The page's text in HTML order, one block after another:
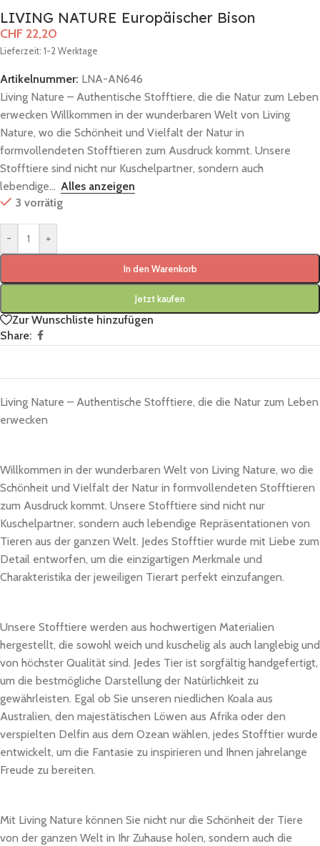
LIVING NATURE Europäischer Bison
CHF 22,20
Lieferzeit: 1-2 Werktage
Artikelnummer: LNA-AN646
Living Nature – Authentische Stofftiere, die die Natur zum Leben
erwecken Willkommen in der wunderbaren Welt von Living
Nature, wo die Schönheit und Vielfalt der Natur in
formvollendeten Stofftieren zum Ausdruck kommt. Unsere
Stofftiere sind nicht nur Kuschelpartner, sondern auch
lebendige... Alles anzeigen
3 vorrätig
- +
In den Warenkorb
Jetzt kaufen
Zur Wunschliste hinzufügen
Share:
Living Nature – Authentische Stofftiere, die die Natur zum Leben
erwecken
Willkommen in der wunderbaren Welt von Living Nature, wo die
Schönheit und Vielfalt der Natur in formvollendeten Stofftieren
zum Ausdruck kommt. Unsere Stofftiere sind nicht nur
Kuschelpartner, sondern auch lebendige Repräsentationen von
Tieren aus der ganzen Welt. Jedes Stofftier wurde mit Liebe zum
Detail entworfen, um die einzigartigen Merkmale und
Charakteristika der jeweiligen Tierart perfekt einzufangen.
Unsere Stofftiere werden aus hochwertigen Materialien
hergestellt, die sowohl weich und kuschelig als auch langlebig und
von höchster Qualität sind. Jedes Tier ist sorgfältig handgefertigt,
um die bestmögliche Darstellung der Natürlichkeit zu
gewährleisten. Egal ob Sie unseren niedlichen Koala aus
Australien, den majestätischen Löwen aus Afrika oder den
verspielten Delfin aus dem Ozean wählen, jedes Stofftier wurde
entwickelt, um die Fantasie zu inspirieren und Ihnen jahrelange
Freude zu bereiten.
Mit Living Nature können Sie nicht nur die Schönheit der Tiere
von der ganzen Welt in Ihr Zuhause holen, sondern auch die